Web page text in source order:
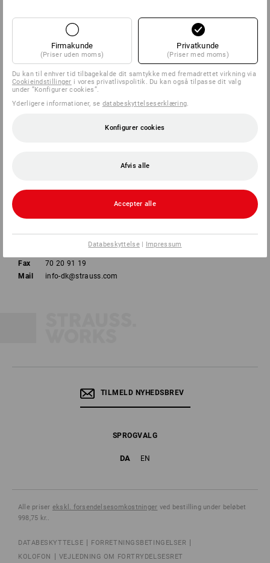
VIRKSOMHEDER
INFORMATION
BETALINGSMETODER
Fax
70 20 91 19
Mail
info-dk@strauss.com
TILMELD NYHEDSBREV
SPROGVALG
DA EN
Alle priser ekskl. forsendelsesomkostninger ved bestilling under beløbet
998,75 kr..
DATABESKYTTELSE
FORRETNINGSBETINGELSER
KOLOFON
VEJLEDNING OM FORTRYDELSESRET
Firmakunde
(Priser uden moms)
Privatkunde
(Priser med moms)
Du kan til enhver tid tilbagekalde dit samtykke med fremadrettet virkning via
Cookieindstillinger i vores privatlivspolitik. Du kan også tilpasse dit valg
under ”Konfigurer cookies”.
Yderligere informationer, se databeskyttelseserklæring.
Konfigurer cookies
Afvis alle
Accepter alle
Databeskyttelse| Impressum